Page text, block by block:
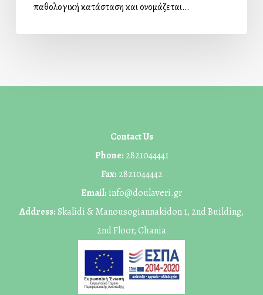
παθολογική κατάσταση και ονομάζεται…
Contact Us
Phone: 2821044441
Fax: 2821044442
Email: info@doulaveri.gr
Address:Skalidi & Manousogiannakidon 1, 2nd Building,
2nd Floor, Chania